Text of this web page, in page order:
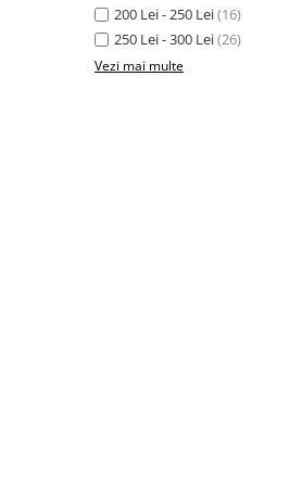
DERMIA SOLUTION
200 Lei - 250 Lei(16)
250 Lei - 300 Lei(26)
Vezi mai multe